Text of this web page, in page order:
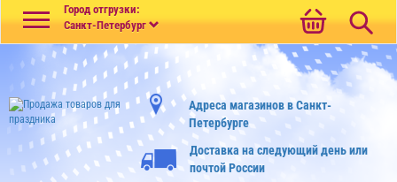
Город отгрузки:
Санкт-Петербург
Адреса магазинов в Санкт-
Петербурге
Доставка на следующий день или
почтой России